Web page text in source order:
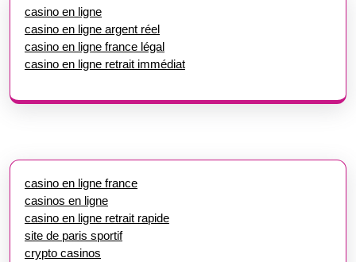
casino en ligne
casino en ligne argent réel
casino en ligne france légal
casino en ligne retrait immédiat
casino en ligne france
casinos en ligne
casino en ligne retrait rapide
site de paris sportif
crypto casinos